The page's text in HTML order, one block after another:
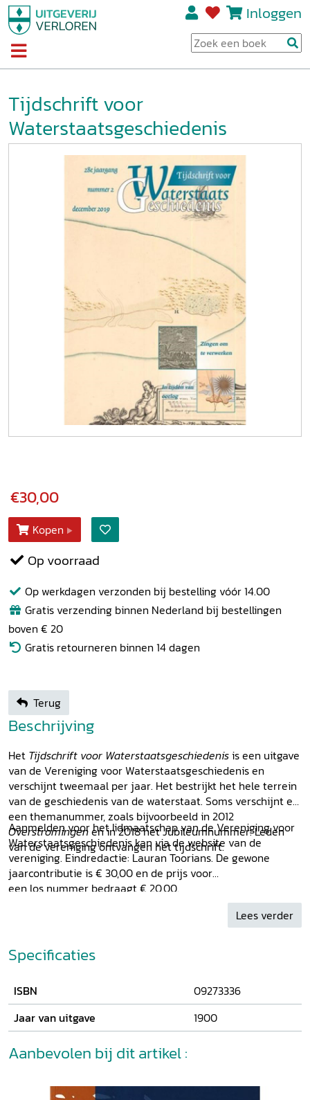
Inloggen
Tijdschrift voor
Waterstaatsgeschiedenis
€30,00
Kopen
Op voorraad
Op werkdagen verzonden bij bestelling vóór 14.00
Gratis verzending binnen Nederland bij bestellingen
boven € 20
Gratis retourneren binnen 14 dagen
Terug
Beschrijving
Het Tijdschrift voor Waterstaatsgeschiedenisis een uitgave
van de Vereniging voor Waterstaatsgeschiedenis en
verschijnt tweemaal per jaar. Het bestrijkt het hele terrein
van de geschiedenis van de waterstaat. Soms verschijnt er
een themanummer, zoals bijvoorbeeld in 2012
Overstromingenen in 2018 het Jubileumnummer. Leden
van de vereniging ontvangen het tijdschrift.
Aanmelden voor het lidmaatschap van de Vereniging voor
Waterstaatsgeschiedenis kan via de website van de
vereniging. Eindredactie: Lauran Toorians. De gewone
jaarcontributie is € 30,00 en de prijs voor
een los nummer bedraagt € 20,00.
Lees verder
Specificaties
ISBN
09273336
Jaar van uitgave
1900
Aanbevolen bij dit artikel :